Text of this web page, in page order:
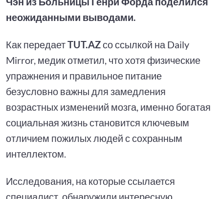
неожиданными выводами.
Как передаетTUT.AZсо ссылкой на Daily
Mirror, медик отметил, что хотя физические
упражнения и правильное питание
безусловно важны для замедления
возрастных изменений мозга, именно богатая
социальная жизнь становится ключевым
отличием пожилых людей с сохранным
интеллектом.
Исследования, на которые ссылается
специалист, обнаружили интересную